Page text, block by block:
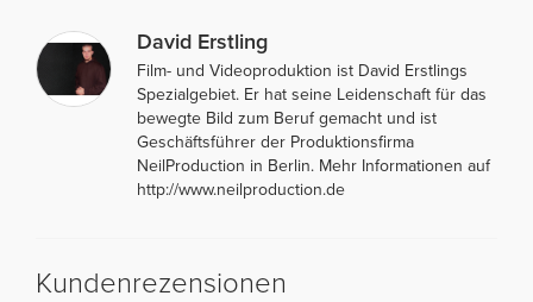
David Erstling
Film- und Videoproduktion ist David Erstlings
Spezialgebiet. Er hat seine Leidenschaft für das
bewegte Bild zum Beruf gemacht und ist
Geschäftsführer der Produktionsfirma
NeilProduction in Berlin. Mehr Informationen auf
http://www.neilproduction.de
Kundenrezensionen